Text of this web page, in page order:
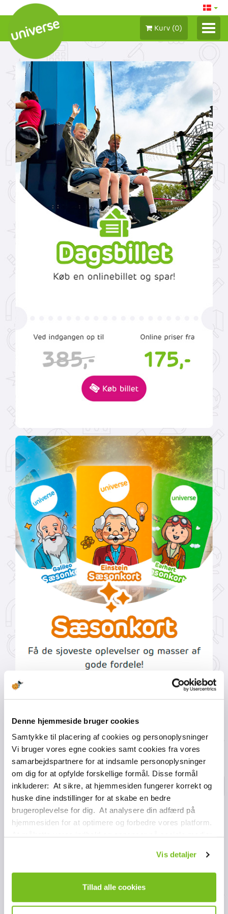
Denne hjemmeside bruger cookies
Samtykke til placering af cookies og personoplysninger
Vi bruger vores egne cookies samt cookies fra vores
samarbejdspartnere for at indsamle personoplysninger
om dig for at opfylde forskellige formål. Disse formål
inkluderer: At sikre, at hjemmesiden fungerer korrekt og
huske dine indstillinger for at skabe en bedre
brugeroplevelse for dig. At analysere din adfærd på
hjemmesiden for at optimere og forbedre vores platform.
hjemmeside. Vi kan også videregive oplysninger om din
brug af vores platform til vores samarbejdspartnere inden
for sociale medier, annoncering og analyse. Disse
andre oplysninger, de tidligere har fået fra dig eller
Vis detaljer
Tillad alle cookies
Kurv (0)
LOG IND/ MIN KONTO
BILLETTER 2026
SÆSONKORT
GAVEBEVISER
TILKØB